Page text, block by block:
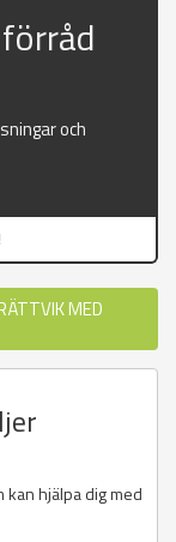
och
MED
kan hjälpa dig med